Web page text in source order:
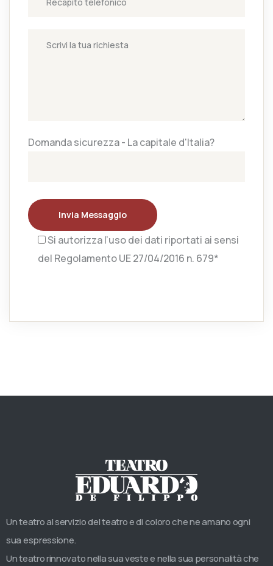
Domanda sicurezza - La capitale d'Italia?
Invia Messaggio
Si autorizza l’uso dei dati riportati ai sensi
del Regolamento UE 27/04/2016 n. 679*
Un teatro al servizio del teatro e di coloro che ne amano ogni
sua espressione.
Un teatro rinnovato nella sua veste e nella sua personalità che